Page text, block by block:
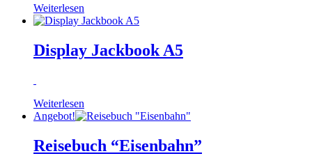
Weiterlesen
Display Jackbook A5
Weiterlesen
Angebot!
Reisebuch “Eisenbahn”